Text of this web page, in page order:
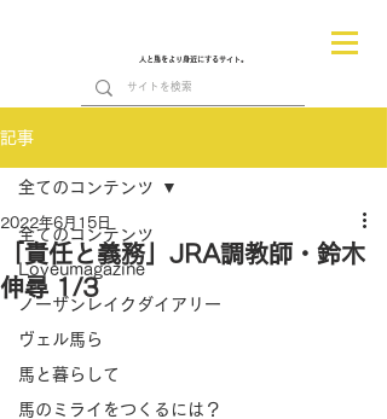
人と馬をより身近にするサイト。
記事
全てのコンテンツ
Loveumagazine
ノーザンレイクダイアリー
ヴェル馬ら
馬と暮らして
馬のミライをつくるには？
全てのコンテンツ
「責任と義務」JRA調教師・鈴木
伸尋 1/3
2022年6月15日